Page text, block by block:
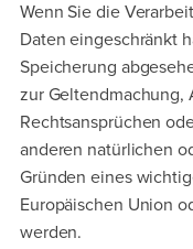
Wenn Sie die
Daten eingeschränkt
Speicherung
zur Geltendmachung,
Rechtsansprüchen
anderen natürlichen
Gründen eines
Europäischen Union
werden.